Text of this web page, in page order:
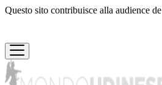
Questo sito contribuisce alla audience de